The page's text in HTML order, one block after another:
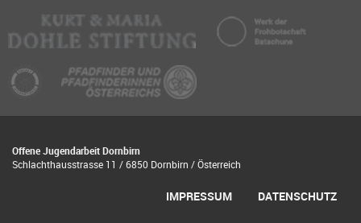
Offene Jugendarbeit Dornbirn
Schlachthausstrasse 11 / 6850 Dornbirn / Österreich
IMPRESSUM DATENSCHUTZ